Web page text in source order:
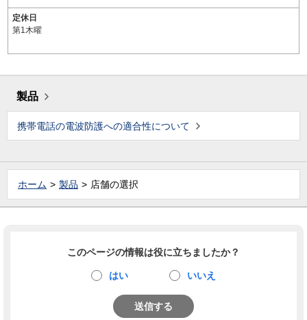
定休日
第1木曜
製品
携帯電話の電波防護への適合性について
ホーム 製品 店舗の選択
このページの情報は役に立ちましたか？
はい いいえ
送信する